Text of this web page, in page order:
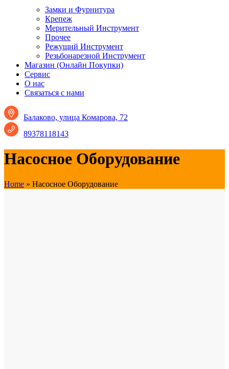
Замки и Фурнитура
Крепеж
Мерительный Инструмент
Прочее
Режущий Инструмент
Резьбонарезной Инструмент
Магазин (Онлайн Покупки)
Сервис
О нас
Связаться с нами
Балаково, улица Комарова, 72
89378118143
Насосное Оборудование
Home » Насосное Оборудование